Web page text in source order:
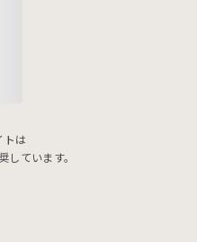
トは
しています。